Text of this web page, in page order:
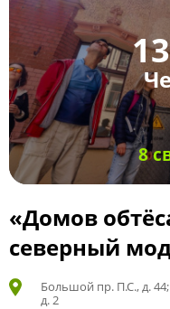
8
«Домов
северный
Большой пр. П.С., д.
д. 2